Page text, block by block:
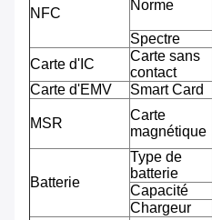
NFC
Norme
Spectre
Carte d'IC
Carte sans
contact
Carte d'EMV
Smart Card
MSR
Carte
magnétique
Batterie
Type de
batterie
Capacité
Chargeur